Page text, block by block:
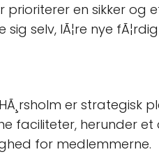
en sikker og
selv, lÃ¦re nye
er strategisk
faciliteter, herunder et
for medlemmerne.